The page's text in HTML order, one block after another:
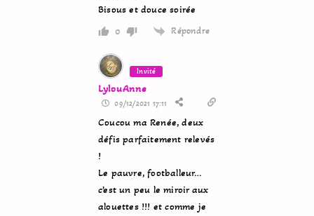
Bisous et douce soirée
0 Répondre
Invité
LylouAnne
09/12/2021 17:11
Coucou ma Renée, deux
défis parfaitement relevés
!
Le pauvre, footballeur…
c’est un peu le miroir aux
alouettes !!! et comme je